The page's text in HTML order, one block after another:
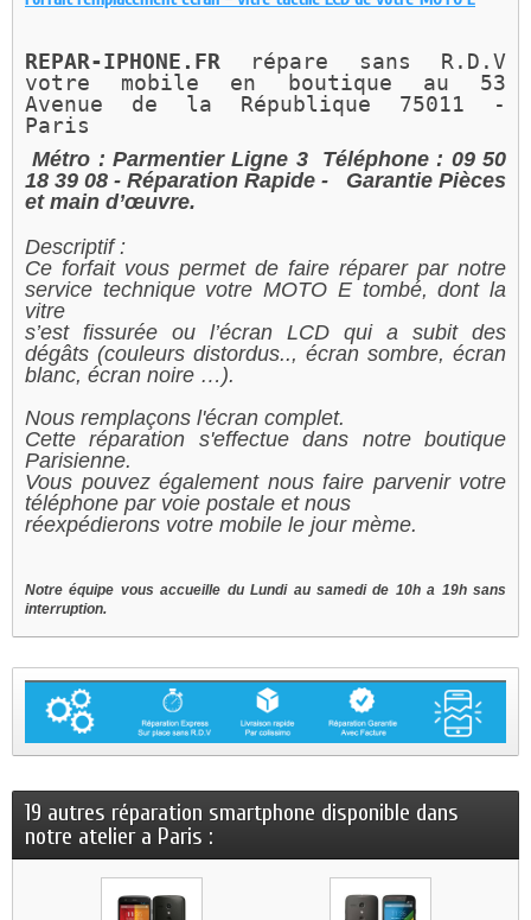
REPAR-IPHONE.FR
répare sans R.D.V
votre mobile en boutique au 53
Avenue de la République 75011 -
Paris
Métro : Parmentier Ligne 3
Téléphone : 09 50
18 39 08 - Réparation Rapide -
Garantie Pièces
et main d’œuvre.
Descriptif :
Ce forfait vous permet de faire réparer par notre
service technique votre MOTO E tombé, dont la
vitre
s’est fissurée ou l’écran LCD qui a subit des
dégâts (couleurs distordus.., écran sombre, écran
blanc, écran noire …).
Nous remplaçons l'écran complet.
Cette réparation s'effectue dans notre boutique
Parisienne.
Vous pouvez également nous faire parvenir votre
téléphone par voie postale et nous
réexpédierons votre mobile le jour mème.
Notre équipe vous accueille du Lundi au samedi de 10h a 19h sans
interruption.
19 autres réparation smartphone disponible dans
notre atelier a Paris :